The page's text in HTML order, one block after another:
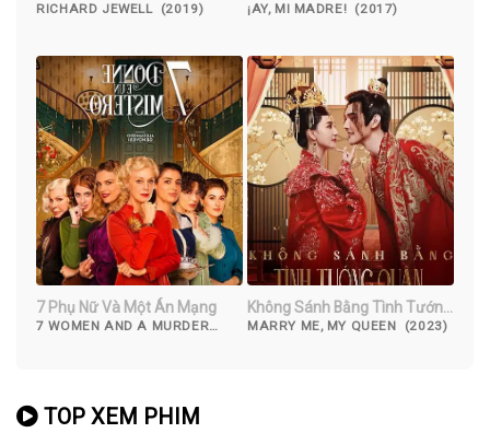
RICHARD JEWELL (2019) ¡AY, MI MADRE! (2017)
7 Phụ Nữ Và Một Án Mạng
7 WOMEN AND A MURDER
Không Sánh Bằng Tình Tướng
Quân
MARRY ME, MY QUEEN (2023)
TOP XEM PHIM